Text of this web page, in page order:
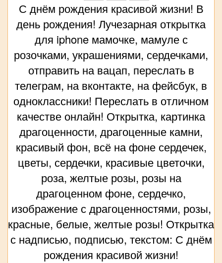
С днём рождения красивой жизни! В
день рождения! Лучезарная открытка
для iphone мамочке, мамуле с
розочками, украшениями, сердечками,
отправить на вацап, переслать в
телеграм, на вконтакте, на фейсбук, в
одноклассники! Переслать в отличном
качестве онлайн! Открытка, картинка
драгоценности, драгоценные камни,
красивый фон, всё на фоне сердечек,
цветы, сердечки, красивые цветочки,
роза, желтые розы, розы на
драгоценном фоне, сердечко,
изображение с драгоценностями, розы,
красные, белые, желтые розы! Открытка
с надписью, подписью, текстом: С днём
рождения красивой жизни!